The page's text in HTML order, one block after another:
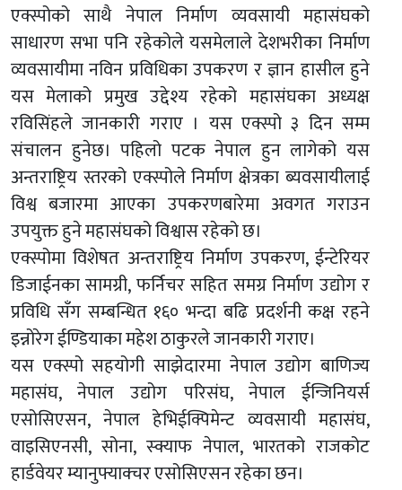
एक्स्पोको साथै नेपाल निर्माण व्यवसायी महासंघको
साधारण सभा पनि रहेकोले यसमेलाले देशभरीका निर्माण
व्यवसायीमा नविन प्रविधिका उपकरण र ज्ञान हासील हुने
यस मेलाको प्रमुख उद्देश्य रहेको महासंघका अध्यक्ष
रविसिंहले जानकारी गराए । यस एक्स्पो ३ दिन सम्म
संचालन हुनेछ। पहिलो पटक नेपाल हुन लागेको यस
अन्तराष्ट्रिय स्तरको एक्स्पोले निर्माण क्षेत्रका ब्यवसायीलाई
विश्व बजारमा आएका उपकरणबारेमा अवगत गराउन
उपयुक्त हुने महासंघको विश्वास रहेको छ।
एक्स्पोमा विशेषत अन्तराष्ट्रिय निर्माण उपकरण, ईन्टेरियर
डिजाईनका सामग्री, फर्निचर सहित समग्र निर्माण उद्योग र
प्रविधि सँग सम्बन्धित १६० भन्दा बढि प्रदर्शनी कक्ष रहने
इन्नोरेग ईण्डियाका महेश ठाकुरले जानकारी गराए।
यस एक्स्पो सहयोगी साझेदारमा नेपाल उद्योग बाणिज्य
महासंघ, नेपाल उद्योग परिसंघ, नेपाल ईन्जिनियर्स
एसोसिएसन, नेपाल हेभिईक्पिमेन्ट व्यवसायी महासंघ,
वाइसिएनसी, सोना, स्क्याफ नेपाल, भारतको राजकोट
हार्डवेयर म्यानुफ्याक्चर एसोसिएसन रहेका छन।